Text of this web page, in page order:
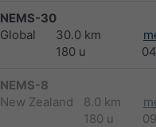
NEMS-30
Global
30.0 km
180 u
NEMS-8
New Zealand
8.0 km
180 u